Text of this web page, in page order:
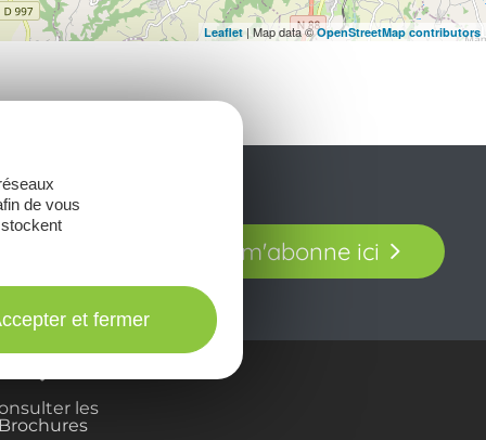
Leaflet | Map data ©OpenStreetMap contributors
vous
en Aveyron.
Je m'abonne ici
les
Brochures
de vous
et fermer